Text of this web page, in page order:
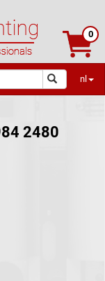
0
nl
2480